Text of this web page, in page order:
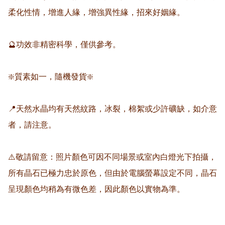
柔化性情，增進人緣，增強異性緣，招來好姻緣。
🔮功效非精密科學，僅供參考。
❇️質素如一，隨機發貨❇️
📍天然水晶均有天然紋路，冰裂，棉絮或少許礦缺，如介意
者，請注意。
⚠️敬請留意：照片顏色可因不同場景或室內白燈光下拍攝，
所有晶石已極力忠於原色，但由於電腦螢幕設定不同，晶石
呈現顏色均稍為有微色差，因此顏色以實物為準。